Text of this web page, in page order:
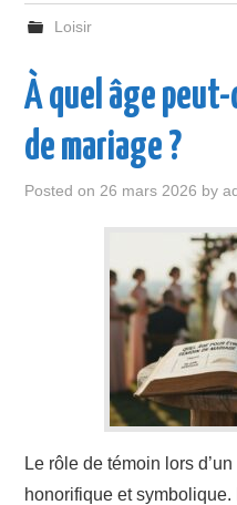
Loisir
À quel âge
de mariage ?
Posted on 26 mars 2026 by
Le rôle de témoin lors
honorifique et